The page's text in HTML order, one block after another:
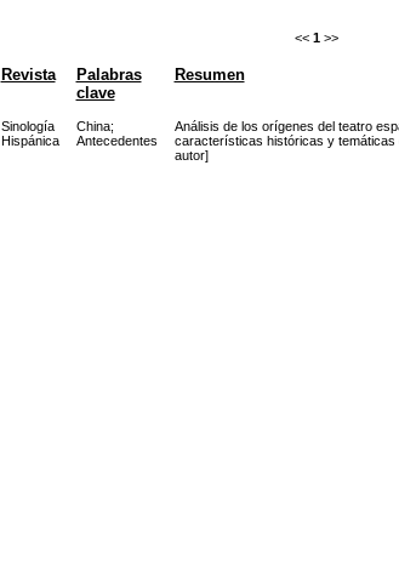
<< 1 >>
Revista
Palabras
clave
Resumen
Sinología
Hispánica
China;
Antecedentes
Análisis de los orígenes del teatro
características históricas y temáticas
autor]